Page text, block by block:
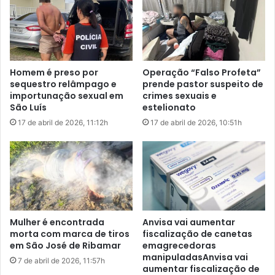
i
n
c
e
n
d
i
a
d
o
n
t
r
e
T
n
t
u
e
f
i
z
e
r
a
m
a
o
p
o
v
o
d
o
M
a
r
a
Homem é preso por
sequestro relâmpago e
importunação sexual em
São Luís
17 de abril de 2026, 11:12h
Operação “Falso Profeta”
prende pastor suspeito de
crimes sexuais e
estelionato
17 de abril de 2026, 10:51h
Mulher é encontrada
morta com marca de tiros
em São José de Ribamar
7 de abril de 2026, 11:57h
Anvisa vai aumentar
fiscalização de canetas
emagrecedoras
manipuladasAnvisa vai
aumentar fiscalização de